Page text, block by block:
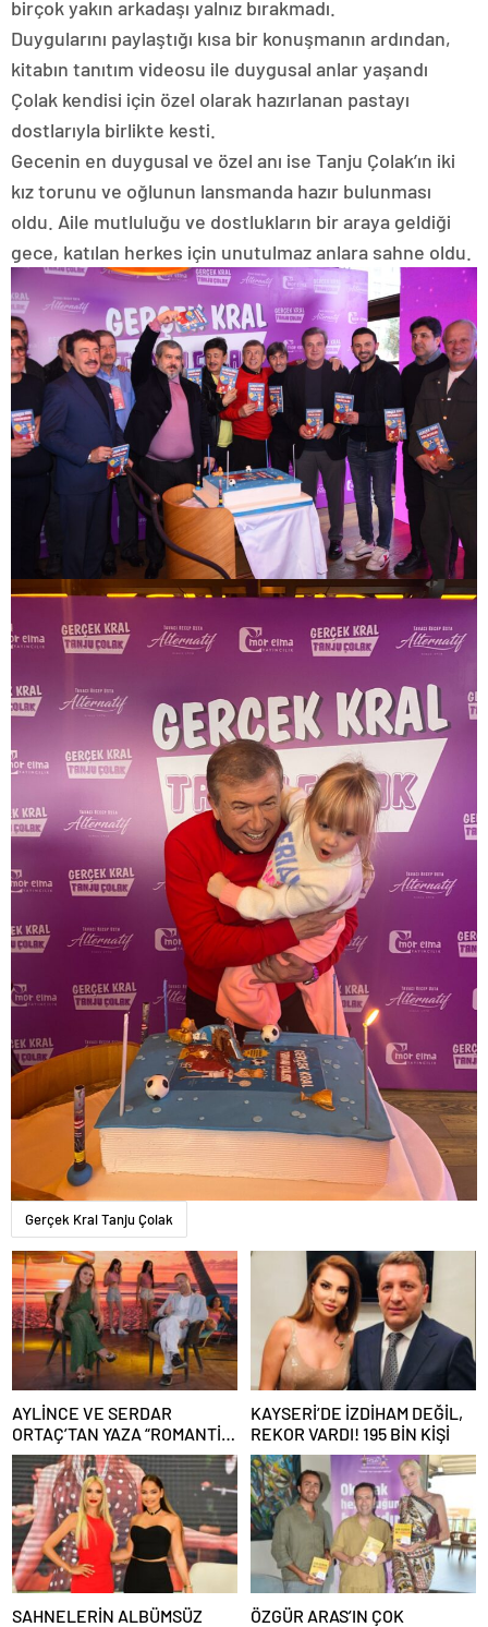
birçok yakın arkadaşı yalnız bırakmadı.
Duygularını paylaştığı kısa bir konuşmanın ardından,
kitabın tanıtım videosu ile duygusal anlar yaşandı
Çolak kendisi için özel olarak hazırlanan pastayı
dostlarıyla birlikte kesti.
Gecenin en duygusal ve özel anı ise Tanju Çolak’ın iki
kız torunu ve oğlunun lansmanda hazır bulunması
oldu. Aile mutluluğu ve dostlukların bir araya geldiği
gece, katılan herkes için unutulmaz anlara sahne oldu.
Gerçek Kral Tanju Çolak
AYLİNCE VE SERDAR
ORTAÇ’TAN YAZA “ROMANTİK
AŞK” BOMBASI!
KAYSERİ’DE İZDİHAM DEĞİL,
REKOR VARDI! 195 BİN KİŞİ
SAHNELERİN ALBÜMSÜZ
ÖZGÜR ARAS’IN ÇOK